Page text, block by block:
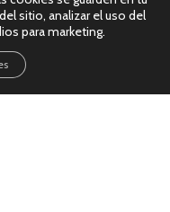
sitio, analizar el uso del
para marketing.